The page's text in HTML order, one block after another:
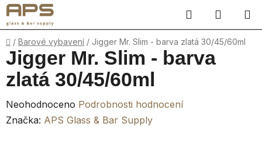
Přejít
na
obsah
Hledat
KOŠÍK
Domů
/ Barové vybavení / Jigger Mr. Slim - barva zlatá 30/45/60ml
Jigger Mr. Slim - barva
zlatá 30/45/60ml
Průměrné
hodnocení
Neohodnoceno Podrobnosti hodnocení
Značka: APS Glass & Bar Supply